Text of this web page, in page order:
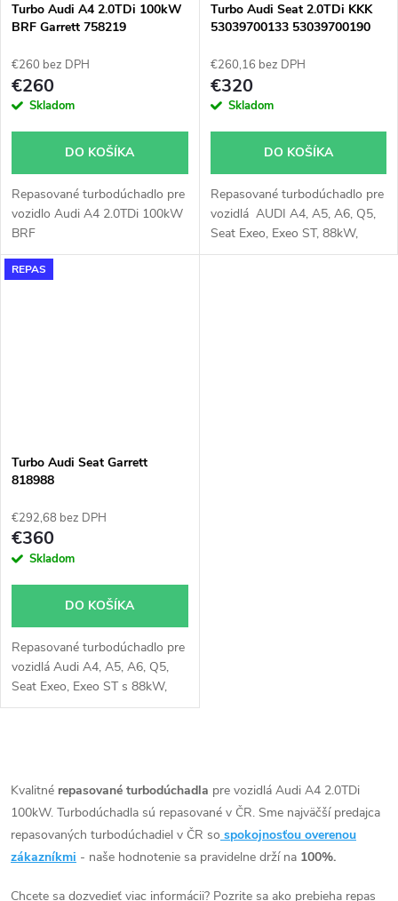
Turbo Audi A4 2.0TDi 100kW
BRF Garrett 758219
€260 bez DPH
€260
Skladom
DO KOŠÍKA
Repasované turbodúchadlo pre
vozidlo Audi A4 2.0TDi 100kW
BRF
Turbo Audi Seat 2.0TDi KKK
53039700133 53039700190
€260,16 bez DPH
€320
Skladom
DO KOŠÍKA
Repasované turbodúchadlo pre
vozidlá AUDI A4, A5, A6, Q5,
Seat Exeo, Exeo ST, 88kW,
100kW, 105kW
REPAS
Turbo Audi Seat Garrett
818988
€292,68 bez DPH
€360
Skladom
DO KOŠÍKA
Repasované turbodúchadlo pre
vozidlá Audi A4, A5, A6, Q5,
Seat Exeo, Exeo ST s 88kW,
100kW, 105kW, 110kW
v
l
á
Kvalitné repasované turbodúchadla pre vozidlá Audi A4 2.0TDi
100kW. Turbodúchadla sú repasované v ČR. Sme najväčší predajca
repasovaných turbodúchadiel v ČR so spokojnosťou overenou
zákazníkmi - naše hodnotenie sa pravidelne drží na 100%.
Chcete sa dozvedieť viac informácii? Pozrite sa ako prebieha repas